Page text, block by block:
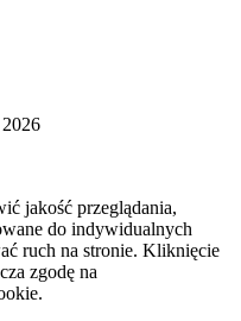
jakość przeglądania,
do indywidualnych
ruch na stronie. Kliknięcie
zgodę na